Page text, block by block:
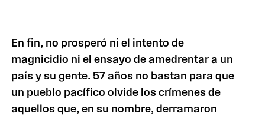
En fin, no prosperó ni el intento de
magnicidio ni el ensayo de amedrentar a un
país y su gente. 57 años no bastan para que
un pueblo pacífico olvide los crímenes de
aquellos que, en su nombre, derramaron